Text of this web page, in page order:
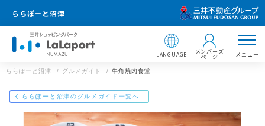
ららぽーと沼津
LANGUAGE メンバーズ
ページ メニュー
店舗情報
牛角焼肉食堂
ららぽーと沼津
ららぽーと沼津 グルメガイド 牛角焼肉食堂
ららぽーと沼津のグルメガイド一覧へ